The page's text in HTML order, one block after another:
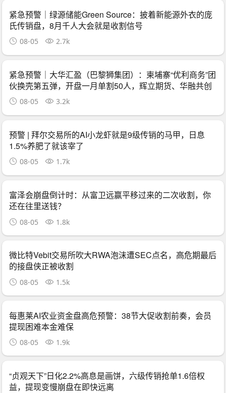
紧急预警｜绿源储能Green Source：披着新能源外衣的庞
氏传销盘，8月千人大会就是收割信号
08-05 2.7k
紧急预警｜大华汇盈（巴黎狮集团）：柬埔寨“优利商务”团
伙换壳第五弹，开盘一月单割50人，辉立期货、华融共创
怎么崩的它就怎么崩
08-05 3.2k
预警 | 拜尔交易所的AI小龙虾就是9级传销的马甲，日息
1.5%养肥了就该宰了
08-05 1.7k
富泽会崩盘倒计时：从富卫远赢平移过来的二次收割，你
还在往里送钱？
08-05 1.8k
微比特Vebit交易所吹大RWA泡沫遭SEC点名，高危期最后
的接盘侠正被收割
08-05 1.5k
每惠莱AI农业资金盘高危预警：38节大促收割前奏，会员
提现困难本金难保
08-05 1.9k
“贞观天下”日化2.2%高息是画饼，六级传销抢单1.6倍权
益，提现变慢崩盘在即快远离